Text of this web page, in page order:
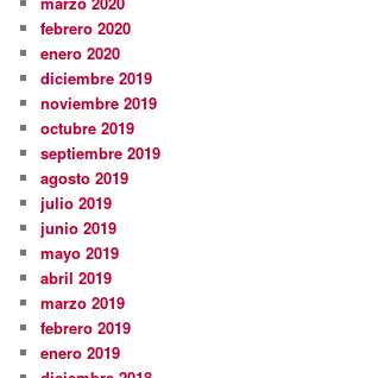
febrero 2020
enero 2020
diciembre 2019
noviembre 2019
octubre 2019
septiembre 2019
agosto 2019
julio 2019
junio 2019
mayo 2019
abril 2019
marzo 2019
febrero 2019
enero 2019